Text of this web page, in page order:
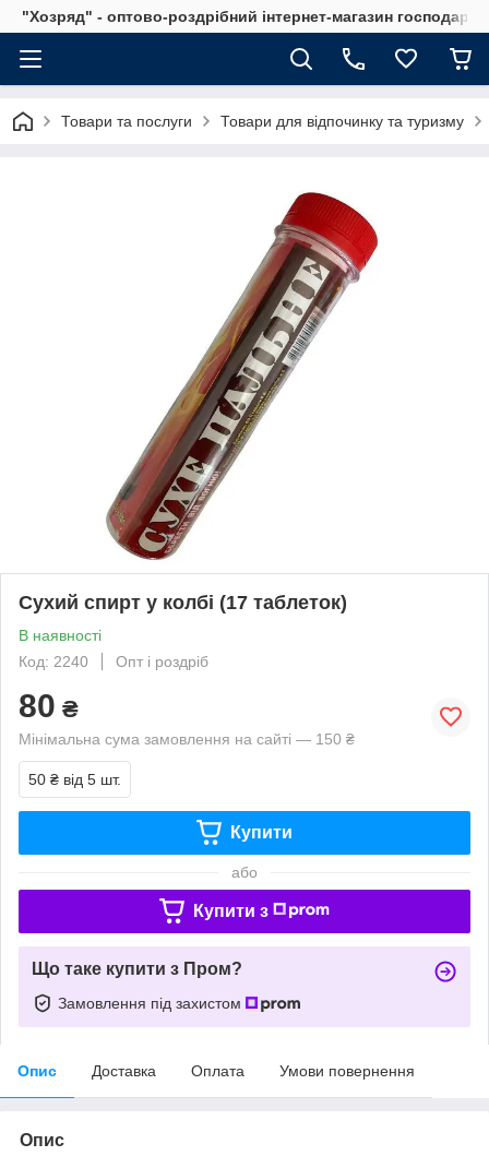
"Хозряд" - оптово-роздрібний інтернет-магазин
Товари та послуги Товари для відпочинку та туризму
Сухий спирт у колбі (17 таблеток)
В наявності
Код: 2240
Опт і роздріб
80 ₴
Мінімальна сума замовлення на сайті — 150 ₴
50 ₴ від 5 шт.
Купити
або
Купити з
Що таке купити з Пром?
Замовлення під захистом
Опис Доставка Оплата Умови повернення
Опис